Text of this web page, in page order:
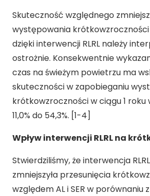
Skuteczność względnego
występowania krótkowzroczności
dzięki interwencji RLRL należy
ostrożnie. Konsekwentnie
czas na świeżym powietrzu ma
skuteczności w zapobieganiu
krótkowzroczności w ciągu 1 roku
11,0% do 54,3%. [1-4]
Wpływ interwencji RLRL na
Stwierdziliśmy, że interwencja
zmniejszyła przesunięcia
względem AL i SER w porównaniu